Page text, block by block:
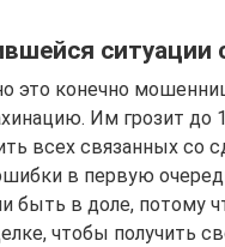
ситуации
это конечно
Им грозит до
всех связанных со
в первую
быть в доле, потому
чтобы получить